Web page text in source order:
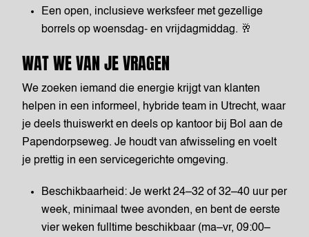
Een open, inclusieve werksfeer met gezellige
borrels op woensdag- en vrijdagmiddag. 🥂
WAT WE VAN JE VRAGEN
We zoeken iemand die energie krijgt van klanten
helpen in een informeel, hybride team in Utrecht, waar
je deels thuiswerkt en deels op kantoor bij Bol aan de
Papendorpseweg. Je houdt van afwisseling en voelt
je prettig in een servicegerichte omgeving.
Beschikbaarheid: Je werkt 24–32 of 32–40 uur per
week, minimaal twee avonden, en bent de eerste
vier weken fulltime beschikbaar (ma–vr, 09:00–